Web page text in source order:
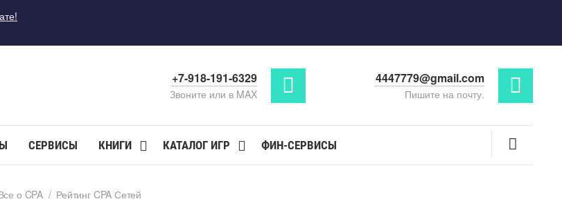
+7-918-191-6329
Звоните или в MAX
4447779@gmail.com
Пишите на почту.
СЕРВИСЫ КНИГИ КАТАЛОГ ИГР ФИН-СЕРВИСЫ
о CPA / Рейтинг CPA Сетей